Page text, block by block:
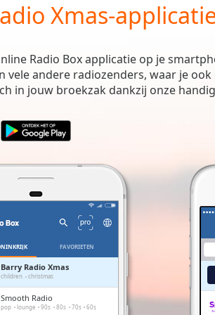
Xmas-
Radio Box applicatie op je
vele andere radiozenders, waar je
in jouw broekzak dankzij onze
FAVORIETEN
Barry Radio Xmas
children christmas
Smooth Radio
pop lounge 90s 80s 70s 60s